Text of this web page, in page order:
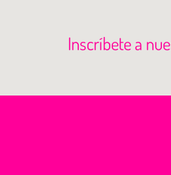
Inscríbete a